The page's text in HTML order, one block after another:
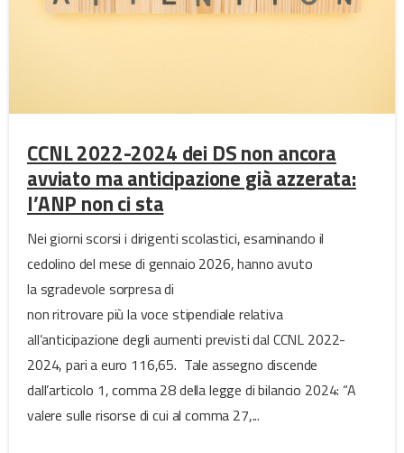
CCNL 2022-2024 dei DS non ancora
avviato ma anticipazione già azzerata:
l’ANP non ci sta
Nei giorni scorsi i dirigenti scolastici, esaminando il
cedolino del mese di gennaio 2026, hanno avuto
la sgradevole sorpresa di
non ritrovare più la voce stipendiale relativa
all’anticipazione degli aumenti previsti dal CCNL 2022-
2024, pari a euro 116,65. Tale assegno discende
dall’articolo 1, comma 28 della legge di bilancio 2024: “A
valere sulle risorse di cui al comma 27,...